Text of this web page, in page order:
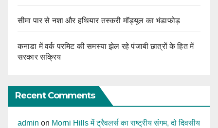
सीमा पार से नशा और हथियार तस्करी मॉड्यूल का भंडाफोड़
कनाडा में वर्क परमिट की समस्या झेल रहे पंजाबी छात्रों के हित में
सरकार सक्रिय
Recent Comments
admin on Morni Hills में ट्रैवलर्स का राष्ट्रीय संगम, दो दिवसीय